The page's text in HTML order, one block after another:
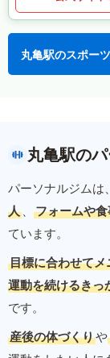
丸亀駅のスポー
丸亀駅の
パーソナルジムは、
人 、 フォームや
ています。
目標に合わせて
運動を続けるきっ
です。
産後の体づくりや